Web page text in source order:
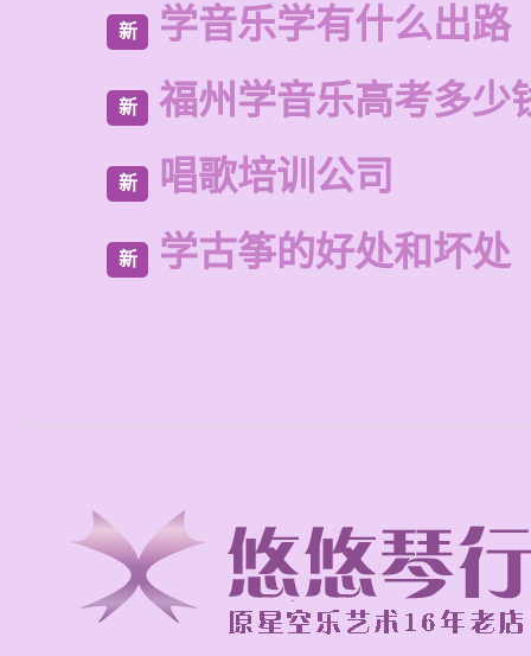
新 学音乐学有什么出路
新 福州学音乐高考多少
新 唱歌培训公司
新 学古筝的好处和坏处